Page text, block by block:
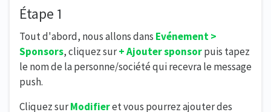
Étape 1
Tout d'abord, nous allons dans Evénement >
Sponsors, cliquez sur+ Ajouter sponsorpuis tapez
le nom de la personne/société qui recevra le message
push.
Cliquez surModifieret vous pourrez ajouter des